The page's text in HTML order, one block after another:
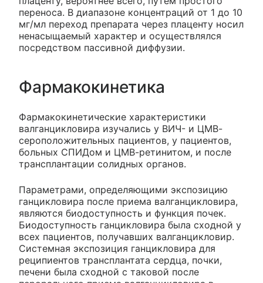
переноса. В диапазоне концентраций от 1 до 10
мг/мл переход препарата через плаценту носил
ненасыщаемый характер и осуществлялся
посредством пассивной диффузии.
Фармакокинетика
Фармакокинетические характеристики
валганцикловира изучались у ВИЧ- и ЦМВ-
сероположительных пациентов, у пациентов,
больных СПИДом и ЦМВ-ретинитом, и после
трансплантации солидных органов.
Параметрами, определяющими экспозицию
ганцикловира после приема валганцикловира,
являются биодоступность и функция почек.
Биодоступность ганцикловира была сходной у
всех пациентов, получавших валганцикловир.
Системная экспозиция ганцикловира для
реципиентов трансплантата сердца, почки,
печени была сходной с таковой после